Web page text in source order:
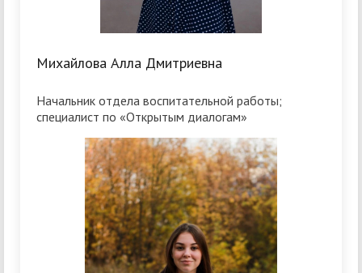
Михайлова Алла Дмитриевна
Начальник отдела воспитательной работы;
cпециалист по «Открытым диалогам»